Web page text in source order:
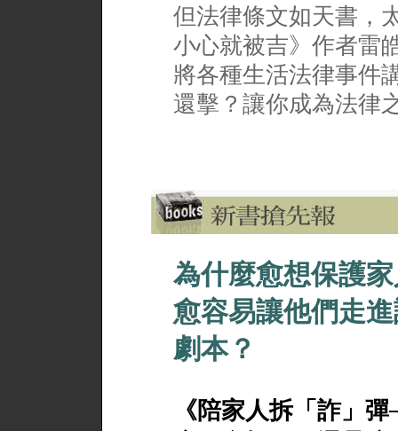
但法律條文如天書，
小心就被吉》作者雷
將各種生活法律事件
還擊？讓你成為法律
為什麼愈想保護
愈容易讓他們走
劇本？
《陪家人拆「詐」